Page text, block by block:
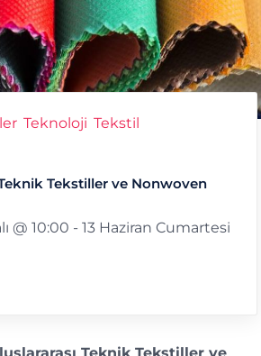
Teknoloji Tekstil
Tekstiller ve Nonwoven
@ 10:00 - 13 Haziran Cumartesi